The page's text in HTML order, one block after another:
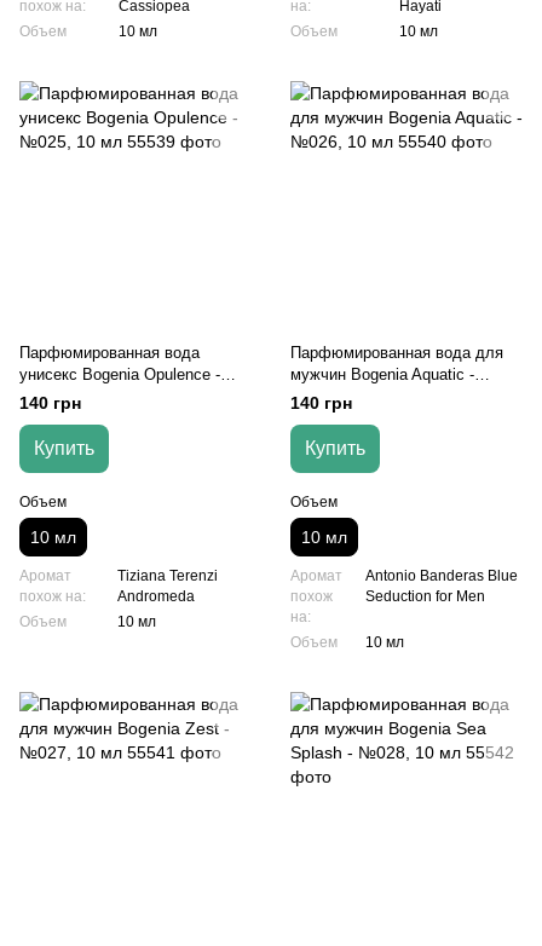
похож на:
Cassiopea
Объем
10 мл
на:
Hayati
Объем
10 мл
Парфюмированная вода
унисекс Bogenia Opulence -
№025, 10 мл
140 грн
Купить
Объем
10 мл
Аромат
похож на:
Tiziana Terenzi
Andromeda
Объем
10 мл
Парфюмированная вода для
мужчин Bogenia Aquatic -
№026, 10 мл
140 грн
Купить
Объем
10 мл
Аромат
похож
на:
Antonio Banderas Blue
Seduction for Men
Объем 10 мл